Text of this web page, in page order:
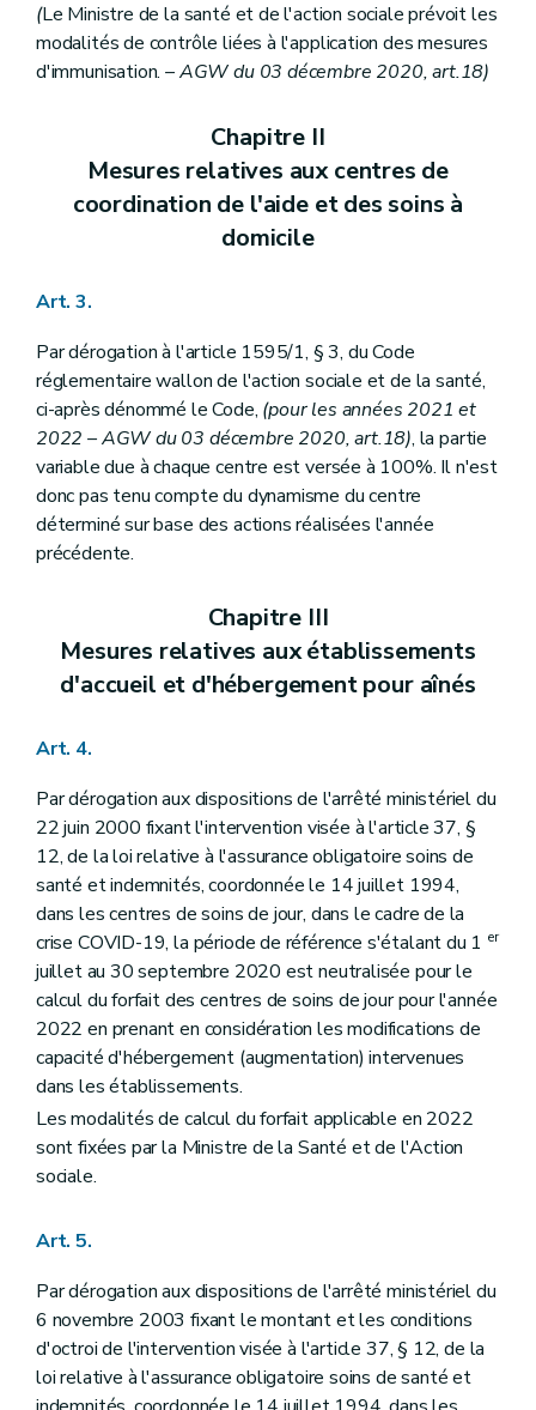
(Le Ministre de la santé et de l'action sociale prévoit les
modalités de contrôle liées à l'application des mesures
d'immunisation.– AGW du 03 décembre 2020, art.18)
Chapitre II
Mesures relatives aux centres de
coordination de l'aide et des soins à
domicile
Art. 3.
Par dérogation à l'article 1595/1, § 3, du Code
réglementaire wallon de l'action sociale et de la santé,
ci-après dénommé le Code, (pour les années 2021 et
2022 – AGW du 03 décembre 2020, art.18), la partie
variable due à chaque centre est versée à 100%. Il n'est
donc pas tenu compte du dynamisme du centre
déterminé sur base des actions réalisées l'année
précédente.
Chapitre III
Mesures relatives aux établissements
d'accueil et d'hébergement pour aînés
Art. 4.
Par dérogation aux dispositions de l'arrêté ministériel du
22 juin 2000 fixant l'intervention visée à l'article 37, §
12, de la loi relative à l'assurance obligatoire soins de
santé et indemnités, coordonnée le 14 juillet 1994,
dans les centres de soins de jour, dans le cadre de la
crise COVID-19, la période de référence s'étalant du 1 er
juillet au 30 septembre 2020 est neutralisée pour le
calcul du forfait des centres de soins de jour pour l'année
2022 en prenant en considération les modifications de
capacité d'hébergement (augmentation) intervenues
dans les établissements.
Les modalités de calcul du forfait applicable en 2022
sont fixées par la Ministre de la Santé et de l'Action
sociale.
Art. 5.
Par dérogation aux dispositions de l'arrêté ministériel du
6 novembre 2003 fixant le montant et les conditions
d'octroi de l'intervention visée à l'article 37, § 12, de la
loi relative à l'assurance obligatoire soins de santé et